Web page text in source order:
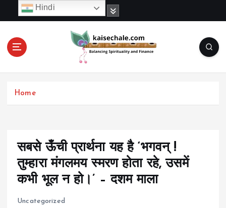
c
Home
सबसे ऊँची प्रार्थना यह है ‘भगवन् !
तुम्हारा मंगलमय स्मरण होता रहे, उसमें
कभी भूल न हो।’ – दशम माला
Uncategorized
Hindi